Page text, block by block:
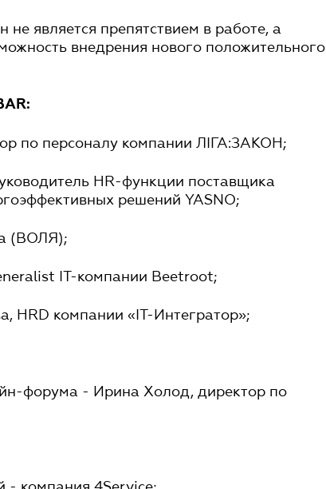
является препятствием в работе, а
внедрения нового положительного
по персоналу компании ЛІГА:ЗАКОН;
HR-функции поставщика
решений YASNO;
(ВОЛЯ);
IT-компании Beetroot;
компании «ІТ-Интегратор»;
форума - Ирина Холод, директор по